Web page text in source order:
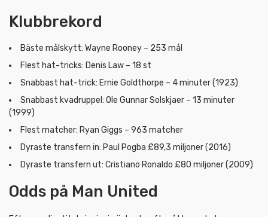
Klubbrekord
Bäste målskytt: Wayne Rooney – 253 mål
Flest hat-tricks: Denis Law – 18 st
Snabbast hat-trick: Ernie Goldthorpe – 4 minuter (1923)
Snabbast kvadruppel: Ole Gunnar Solskjaer – 13 minuter
(1999)
Flest matcher: Ryan Giggs – 963 matcher
Dyraste transfern in: Paul Pogba £89,3 miljoner (2016)
Dyraste transfern ut: Cristiano Ronaldo £80 miljoner (2009)
Odds på Man United